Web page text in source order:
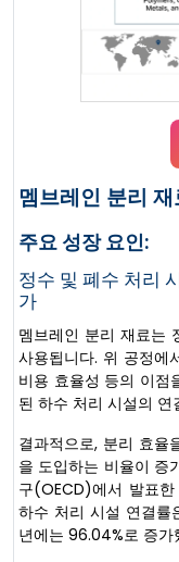
멤브레인 분리
주요 성장 요인:
정수 및 폐수 처리
가
멤브레인 분리 재료는
사용됩니다. 위 공정에
비용 효율성 등의 이점
된 하수 처리 시설의
결과적으로, 분리 효
을 도입하는 비율이 증
구(OECD)에서 발표
하수 처리 시설 연결률
년에는 96.04%로 증가